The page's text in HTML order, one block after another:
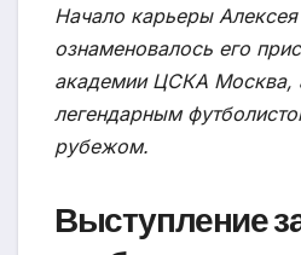
Начало карьеры
ознаменовалось его
академии ЦСКА Москва,
легендарным
рубежом.
Выступление